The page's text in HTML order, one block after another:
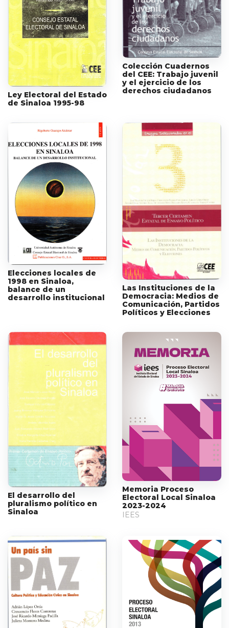
Ley Electoral del Estado
de Sinaloa 1995-98
Colección Cuadernos
del CEE: Trabajo juvenil
y el ejercicio de los
derechos ciudadanos
Elecciones locales de
1998 en Sinaloa,
balance de un
desarrollo institucional
Las Instituciones de la
Democracia: Medios de
Comunicación, Partidos
Políticos y Elecciones
El desarrollo del
pluralismo político en
Sinaloa
Memoria Proceso
Electoral Local Sinaloa
2023-2024
IEES